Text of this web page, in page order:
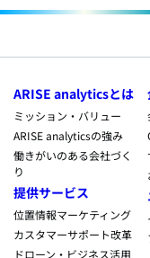
ARISE analyticsとは
ミッション・バリュー
ARISE analyticsの強み
働きがいのある会社づく
り
提供サービス
位置情報マーケティング
カスタマーサポート改革
ドローン・ビジネス活用